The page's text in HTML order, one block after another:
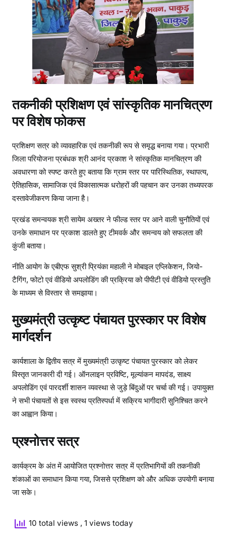
तकनीकी प्रशिक्षण एवं सांस्कृतिक मानचित्रण
पर विशेष फोकस
प्रशिक्षण सत्र को व्यावहारिक एवं तकनीकी रूप से समृद्ध बनाया गया। प्रभारी
जिला परियोजना प्रबंधक श्री आनंद प्रकाश ने सांस्कृतिक मानचित्रण की
अवधारणा को स्पष्ट करते हुए बताया कि ग्राम स्तर पर पारिस्थितिक, स्थापत्य,
ऐतिहासिक, सामाजिक एवं विकासात्मक धरोहरों की पहचान कर उनका तथ्यपरक
दस्तावेजीकरण किया जाना है।
प्रखंड समन्वयक श्री सायेम अख्तर ने फील्ड स्तर पर आने वाली चुनौतियों एवं
उनके समाधान पर प्रकाश डालते हुए टीमवर्क और समन्वय को सफलता की
कुंजी बताया।
नीति आयोग के एबीएफ सुश्री प्रियंका महाली ने मोबाइल एप्लिकेशन, जियो-
टैगिंग, फोटो एवं वीडियो अपलोडिंग की प्रक्रिया को पीपीटी एवं वीडियो प्रस्तुति
के माध्यम से विस्तार से समझाया।
मुख्यमंत्री उत्कृष्ट पंचायत पुरस्कार पर विशेष
मार्गदर्शन
कार्यशाला के द्वितीय सत्र में मुख्यमंत्री उत्कृष्ट पंचायत पुरस्कार को लेकर
विस्तृत जानकारी दी गई। ऑनलाइन प्रविष्टि, मूल्यांकन मापदंड, साक्ष्य
अपलोडिंग एवं पारदर्शी शासन व्यवस्था से जुड़े बिंदुओं पर चर्चा की गई। उपायुक्त
ने सभी पंचायतों से इस स्वस्थ प्रतिस्पर्धा में सक्रिय भागीदारी सुनिश्चित करने
का आह्वान किया।
प्रश्नोत्तर सत्र
कार्यक्रम के अंत में आयोजित प्रश्नोत्तर सत्र में प्रतिभागियों की तकनीकी
शंकाओं का समाधान किया गया, जिससे प्रशिक्षण को और अधिक उपयोगी बनाया
जा सके।
10 total views , 1 views today